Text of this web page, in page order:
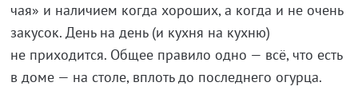
чая» и наличием когда хороших, а когда и не очень
закусок. День на день (и кухня на кухню)
не приходится. Общее правило одно — всё, что есть
в доме — на столе, вплоть до последнего огурца.